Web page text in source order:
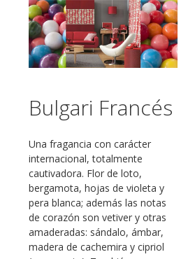
Bulgari Francés
Una fragancia con carácter
internacional, totalmente
cautivadora. Flor de loto,
bergamota, hojas de violeta y
pera blanca; además las notas
de corazón son vetiver y otras
amaderadas: sándalo, ámbar,
madera de cachemira y cipriol